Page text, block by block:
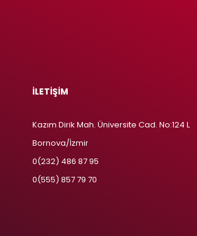
İLETİŞİM
Kazım Dirik Mah. Üniversite Cad. No:124 L
Bornova/İzmir
0(232) 486 87 95
0(555) 857 79 70